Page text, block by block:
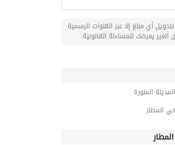
أي مبلغ إلا عبر القنوات الرسمية
يعرضك للمساءلة القانونية.
المنورة
المطار